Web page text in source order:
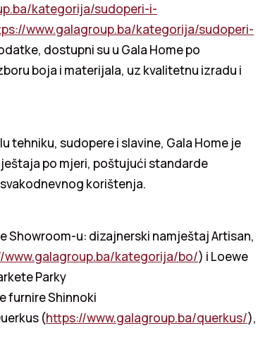
kategorija/sudoperi-i-
www.galagroup.ba/kategorija/sudoperi-
dostupni su u Gala Home po
boja i materijala, uz kvalitetnu izradu i
tehniku, sudopere i slavine, Gala Home je
po mjeri, poštujući standarde
korištenja.
Showroom-u: dizajnerski namještaj Artisan,
www.galagroup.ba/kategorija/bo/) i Loewe
Parky
furnire Shinnoki
(https://www.galagroup.ba/querkus/),